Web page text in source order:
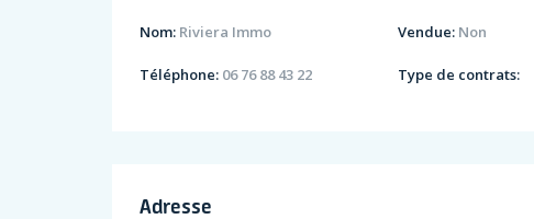
Nom: Riviera Immo
Téléphone: 06 76 88 43 22
Vendue: Non
Type de contrats:
Adresse